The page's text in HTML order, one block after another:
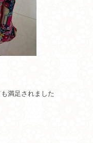
満足されました